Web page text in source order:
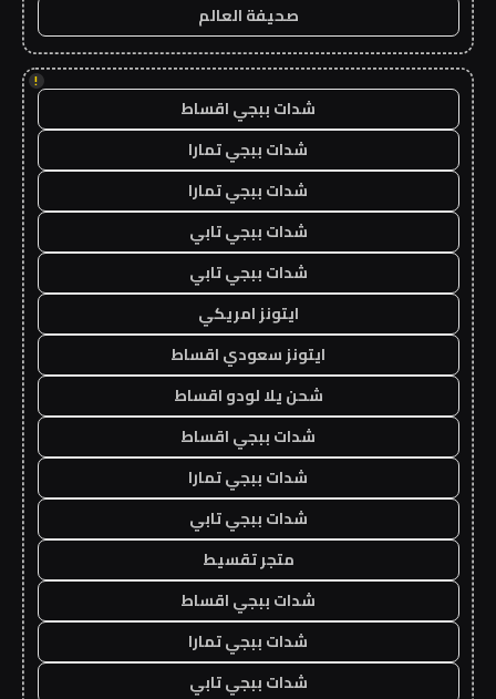
صحيفة العالم
!
شدات ببجي اقساط
شدات ببجي تمارا
شدات ببجي تمارا
شدات ببجي تابي
شدات ببجي تابي
ايتونز امريكي
ايتونز سعودي اقساط
شحن يلا لودو اقساط
شدات ببجي اقساط
شدات ببجي تمارا
شدات ببجي تابي
متجر تقسيط
شدات ببجي اقساط
شدات ببجي تمارا
شدات ببجي تابي